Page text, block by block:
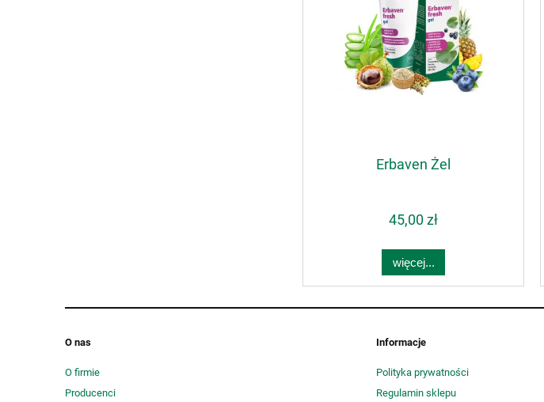
Erbaven Żel
45,00 zł
więcej...
O nas
O firmie
Producenci
Informacje
Polityka prywatności
Regulamin sklepu